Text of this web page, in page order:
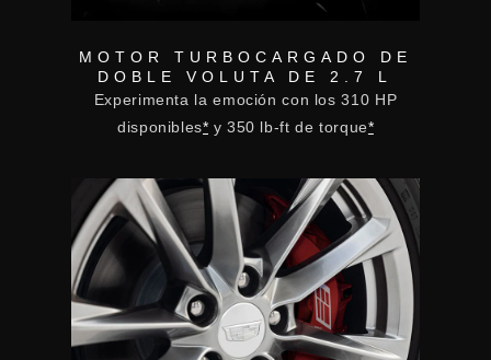
MOTOR TURBOCARGADO DE
DOBLE VOLUTA DE 2.7 L
Experimenta la emoción con los 310 HP
disponibles* y 350 lb-ft de torque*